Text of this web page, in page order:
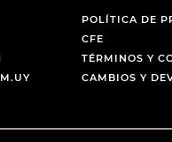
POLÍTICA DE
CFE
TÉRMINOS Y
CAMBIOS Y